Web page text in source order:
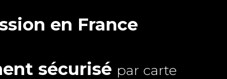
en France
sécurisé par carte